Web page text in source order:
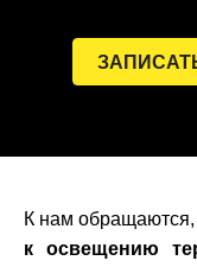
К нам обращаются,
к освещению